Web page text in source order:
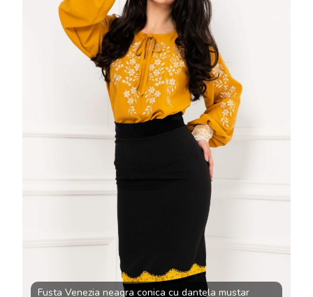
Fusta Venezia neagra conica cu dantela mustar